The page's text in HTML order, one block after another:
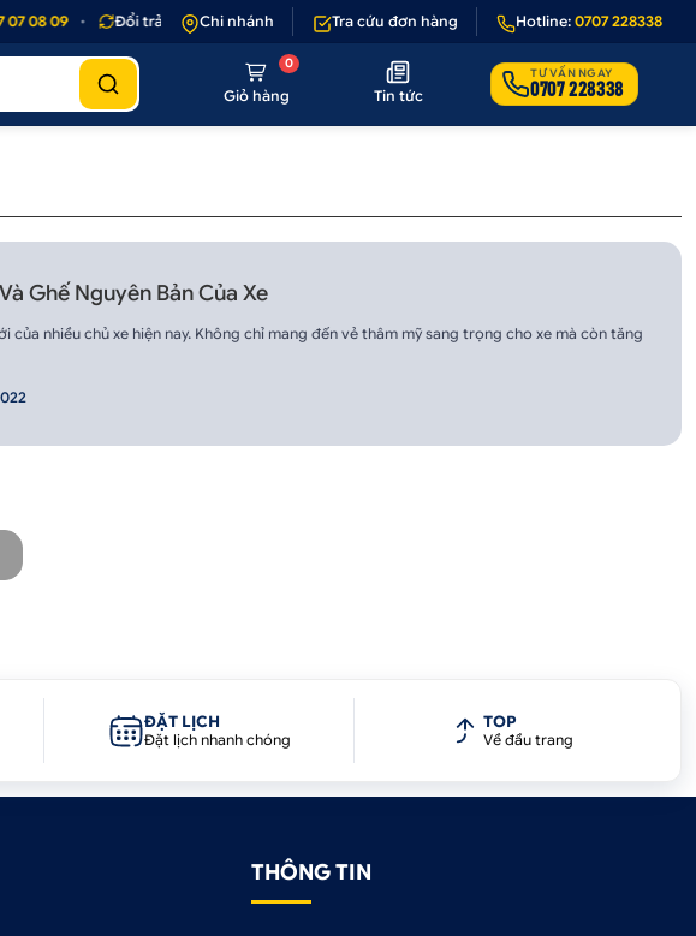
08 09 • Đổi trả 1 - 1 nếu sản phẩm lỗi hoặc không đúng hình ảnh • Giảm 50.000₫ phí
Chi nhánh Tra cứu đơn hàng Hotline: 0707 228338
Giỏ hàng
0
Tin tức
TƯ VẤN NGAY
0707 228338
Ghế Nguyên Bản Của Xe
của nhiều chủ xe hiện nay. Không chỉ mang đến vẻ thâm mỹ sang trọng cho xe mà còn tăng
ĐẶT LỊCH
Đặt lịch nhanh chóng
TOP
Về đầu trang
THÔNG TIN